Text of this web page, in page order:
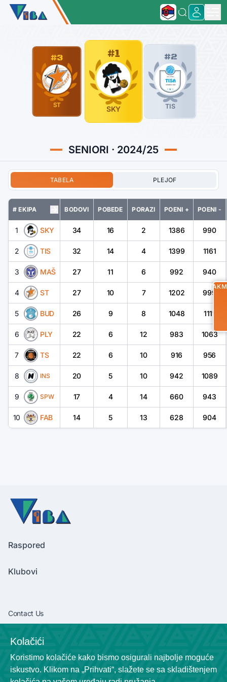
#3
ST
#1
SKY
#2
TIS
SENIORI · 2024/25
TABELA PLEJOF
# EKIPA BODOVI POBEDE PORAZI POENI + POENI -
1 SKY 34 16 2 1386 990
2 TIS 32 14 4 1399 1161
3 MAŠ 27 11 6 992 940
4 ST 27 10 7 1202 999
5 BUD 26 9 8 1048 1111
6 PLY 22 6 12 983 1063
7 TS 22 6 10 916 956
8 INS 20 5 10 942 1089
9 SPW 17 4 14 660 943
10 FAB 14 5 13 628 904
Raspored
Klubovi
Contact Us
+381638292540
Socials
Kolačići
Koristimo kolačiće kako bismo osigurali najbolje moguće
iskustvo. Klikom na „Prihvati“, slažete se sa skladištenjem